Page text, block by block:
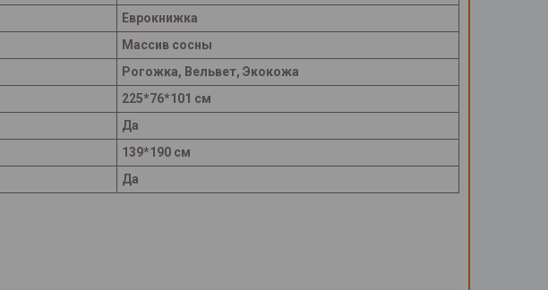
Еврокнижка
Массив сосны
Рогожка, Вельвет, Экокожа
225*76*101 см
Да
139*190 см
Да